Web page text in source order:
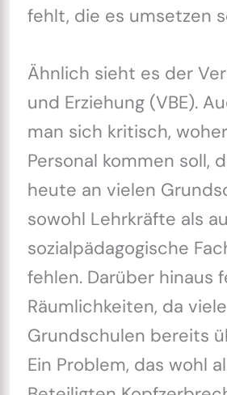
fehlt, die es umsetzen
Ähnlich sieht es der
und Erziehung (VBE).
man sich kritisch,
Personal kommen soll,
heute an vielen
sowohl Lehrkräfte als
sozialpädagogische
fehlen. Darüber hinaus
Räumlichkeiten, da viele
Grundschulen bereits
Ein Problem, das wohl